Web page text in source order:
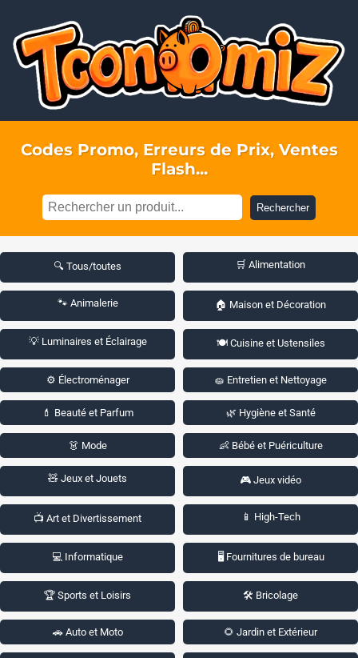
Codes Promo, Erreurs de Prix, Ventes
Flash...
Rechercher
🔍 Tous/toutes 🛒 Alimentation
🐾 Animalerie 🏠 Maison et Décoration
💡 Luminaires et Éclairage 🍽️ Cuisine et Ustensiles
⚙️ Électroménager 🧽 Entretien et Nettoyage
💄 Beauté et Parfum 🌿 Hygiène et Santé
👗 Mode 👶 Bébé et Puériculture
🧸 Jeux et Jouets 🎮 Jeux vidéo
📺 Art et Divertissement 📱 High-Tech
💻 Informatique 🖥️ Fournitures de bureau
🏆 Sports et Loisirs 🛠️ Bricolage
🚗 Auto et Moto 🌻 Jardin et Extérieur